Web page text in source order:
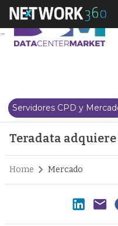
Servidores CPD y
Teradata
Home Mercado